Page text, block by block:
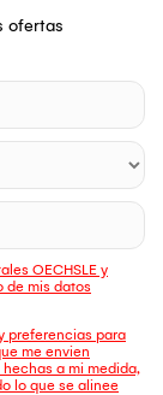
ofertas
OECHSLE y
de mis datos
preferencias para
me envien
a mi medida,
lo que se alinee